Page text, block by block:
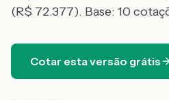
(R$ 72.377). Base: 10
Cotar esta versão grátis